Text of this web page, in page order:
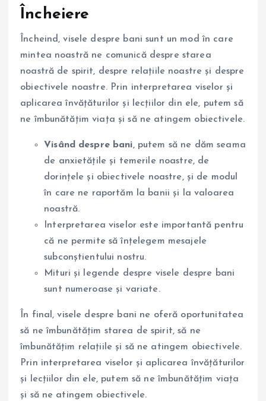
Încheiere
Încheind, visele despre bani sunt un mod în care
mintea noastră ne comunică despre starea
noastră de spirit, despre relațiile noastre și despre
obiectivele noastre. Prin interpretarea viselor și
aplicarea învățăturilor și lecțiilor din ele, putem să
ne îmbunătățim viața și să ne atingem obiectivele.
Visând despre bani, putem să ne dăm seama
de anxietățile și temerile noastre, de
dorințele și obiectivele noastre, și de modul
în care ne raportăm la banii și la valoarea
noastră.
Interpretarea viselor este importantă pentru
că ne permite să înțelegem mesajele
subconștientului nostru.
Mituri și legende despre visele despre bani
sunt numeroase și variate.
În final, visele despre bani ne oferă oportunitatea
să ne îmbunătățim starea de spirit, să ne
îmbunătățim relațiile și să ne atingem obiectivele.
Prin interpretarea viselor și aplicarea învățăturilor
și lecțiilor din ele, putem să ne îmbunătățim viața
și să ne atingem obiectivele.